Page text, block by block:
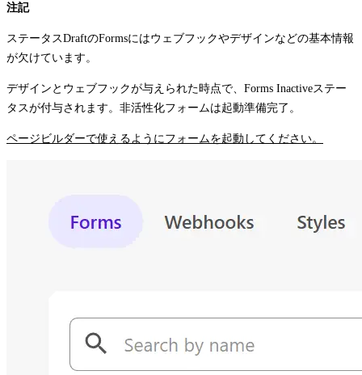
注記
ステータスDraftのFormsにはウェブフックやデザインなどの基本情報
が欠けています。
デザインとウェブフックが与えられた時点で、Forms Inactiveステー
タスが付与されます。非活性化フォームは起動準備完了。
ページビルダーで使えるようにフォームを起動してください。